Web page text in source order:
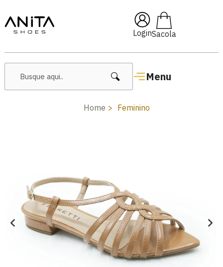
Login
Menu
🔥 Lançamentos Femininos
Home Feminino